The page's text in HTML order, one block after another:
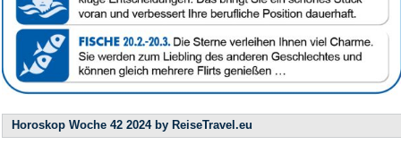
Horoskop Woche 42 2024 by ReiseTravel.eu